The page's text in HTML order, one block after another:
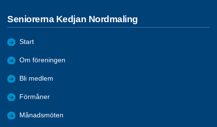
Seniorerna Kedjan Nordmaling
Start
Om föreningen
Bli medlem
Förmåner
Månadsmöten